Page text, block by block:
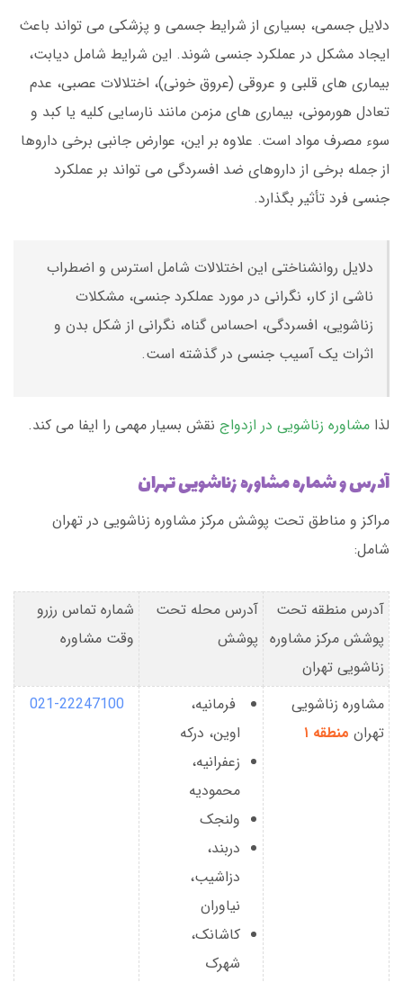
دلایل جسمی، بسیاری از شرایط جسمی و پزشکی می تواند باعث
ایجاد مشکل در عملکرد جنسی شوند. این شرایط شامل دیابت،
بیماری های قلبی و عروقی (عروق خونی)، اختلالات عصبی، عدم
تعادل هورمونی، بیماری های مزمن مانند نارسایی کلیه یا کبد و
سوء مصرف مواد است. علاوه بر این، عوارض جانبی برخی داروها
از جمله برخی از داروهای ضد افسردگی می تواند بر عملکرد
جنسی فرد تأثیر بگذارد.
دلایل روانشناختی این اختلالات شامل استرس و اضطراب
ناشی از کار، نگرانی در مورد عملکرد جنسی، مشکلات
زناشویی، افسردگی، احساس گناه، نگرانی از شکل بدن و
اثرات یک آسیب جنسی در گذشته است.
لذا مشاوره زناشویی در ازدواج نقش بسیار مهمی را ایفا می کند.
آدرس و شماره مشاوره زناشویی تهران
مراکز و مناطق تحت پوشش مرکز مشاوره زناشویی در تهران
شامل:
آدرس منطقه تحت
پوشش مرکز مشاوره
زناشویی تهران
آدرس محله تحت
پوشش
شماره تماس رزرو
وقت مشاوره
مشاوره زناشویی
تهران منطقه ۱
فرمانیه،
اوین، درکه
زعفرانیه،
محمودیه
ولنجک
دربند،
دزاشیب،
نیاوران
کاشانک،
شهرک
021-22247100